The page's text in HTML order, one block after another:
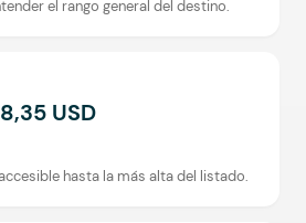
el rango general del destino.
USD
hasta la más alta del listado.